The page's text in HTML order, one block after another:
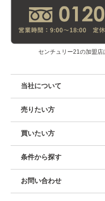
センチュリー21の加盟店
当社について
売りたい方
買いたい方
条件から探す
お問い合わせ